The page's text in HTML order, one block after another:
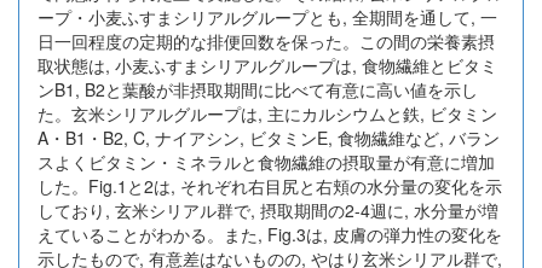
ープ・小麦ふすまシリアルグループとも, 全期間を通して, 一
日一回程度の定期的な排便回数を保った。この間の栄養素摂
取状態は, 小麦ふすまシリアルグループは, 食物繊維とビタミ
ンB1, B2と葉酸が非摂取期間に比べて有意に高い値を示し
た。玄米シリアルグループは, 主にカルシウムと鉄, ビタミン
A・B1・B2, C, ナイアシン, ビタミンE, 食物繊維など, バラン
スよくビタミン・ミネラルと食物繊維の摂取量が有意に増加
した。Fig.1と2は, それぞれ右目尻と右頬の水分量の変化を示
しており, 玄米シリアル群で, 摂取期間の2-4週に, 水分量が増
えていることがわかる。また, Fig.3は, 皮膚の弾力性の変化を
示したもので, 有意差はないものの, やはり玄米シリアル群で,